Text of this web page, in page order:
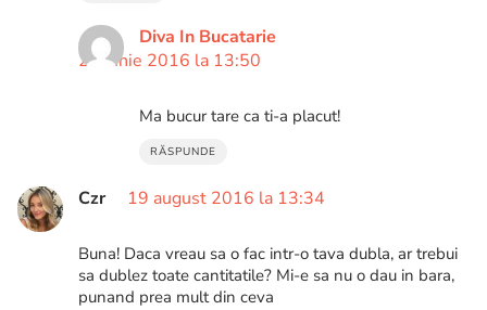
Diva In Bucatarie
28 iunie 2016 la 13:50
Ma bucur tare ca ti-a placut!
RĂSPUNDE
Czr 19 august 2016 la 13:34
Buna! Daca vreau sa o fac intr-o tava dubla, ar trebui
sa dublez toate cantitatile? Mi-e sa nu o dau in bara,
punand prea mult din ceva